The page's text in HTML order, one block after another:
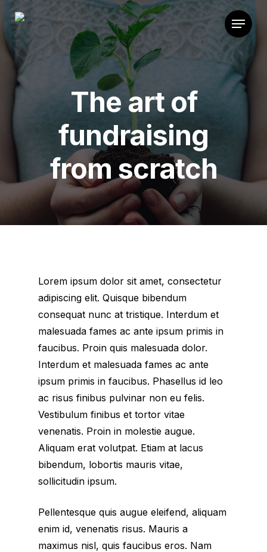
The art of
fundraising
from scratch
Lorem ipsum dolor sit amet, consectetur
adipiscing elit. Quisque bibendum
consequat nunc at tristique. Interdum et
malesuada fames ac ante ipsum primis in
faucibus. Proin quis malesuada dolor.
Interdum et malesuada fames ac ante
ipsum primis in faucibus. Phasellus id leo
ac risus finibus pulvinar non eu felis.
Vestibulum finibus et tortor vitae
venenatis. Proin in molestie augue.
Aliquam erat volutpat. Etiam at lacus
bibendum, lobortis mauris vitae,
sollicitudin ipsum.
Pellentesque quis augue eleifend, aliquam
enim id, venenatis risus. Mauris a
maximus nisl, quis faucibus eros. Nam